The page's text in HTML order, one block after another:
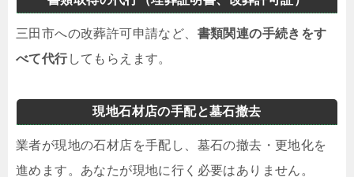
三田市への改葬許可申請など、 書類関連の手続きをす
べて代行してもらえます。
現地石材店の手配と墓石撤去
業者が現地の石材店を手配し、墓石の撤去・更地化を
進めます。あなたが現地に行く必要はありません。